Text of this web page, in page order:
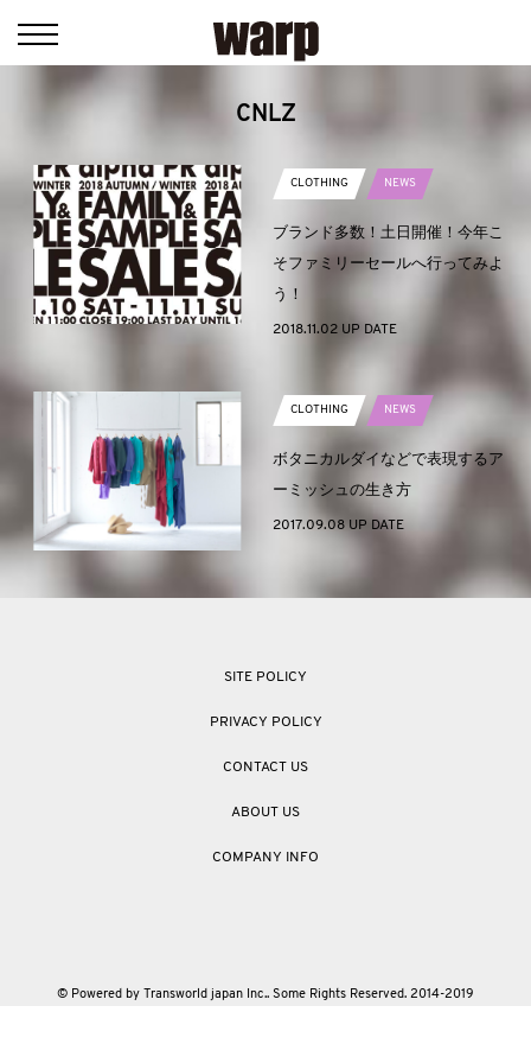
CNLZ
CLOTHING NEWS
ブランド多数！土日開催！今年こ
そファミリーセールへ行ってみよ
う！
2018.11.02 UP DATE
CLOTHING NEWS
ボタニカルダイなどで表現するア
ーミッシュの生き方
2017.09.08 UP DATE
SITE POLICY
PRIVACY POLICY
CONTACT US
ABOUT US
COMPANY INFO
© Powered by Transworld japan Inc.. Some Rights Reserved. 2014-2019